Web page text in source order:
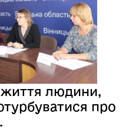
людини,
про